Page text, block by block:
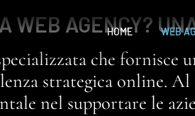
HOME WEB
WEB AGENCY?
che
strategica online.
nel supportare le